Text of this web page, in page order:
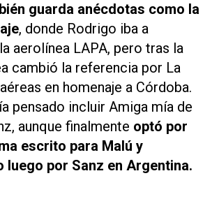
guarda anécdotas como la
, donde Rodrigo iba a
aerolínea LAPA, pero tras la
cambió la referencia por La
en homenaje a Córdoba.
pensado incluir Amiga mía de
aunque finalmente optó por
escrito para Malú y
luego por Sanz en Argentina.